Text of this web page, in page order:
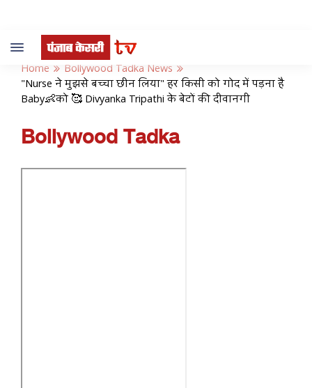
Toggle
navigation
Home
Bollywood Tadka News
"Nurse ने मुझसे बच्चा छीन लिया" हर किसी को गोद में पड़ना है
Baby👶को 🥰 Divyanka Tripathi के बेटों की दीवानगी
Bollywood Tadka